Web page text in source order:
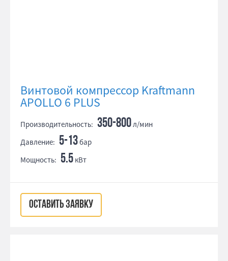
Винтовой компрессор Kraftmann
APOLLO 6 PLUS
Производительность: 350-800л/мин
Давление: 5-13бар
Мощность: 5.5 кВт
ОСТАВИТЬ ЗАЯВКУ